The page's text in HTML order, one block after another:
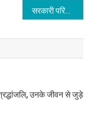
सरकारी परिसम्पतियों को समयबद्ध करना ही है अतिक्रमणमुक्त; विभागीय अधिकारियों की जिम्मेदारी तय
उनके जीवन से जुड़े